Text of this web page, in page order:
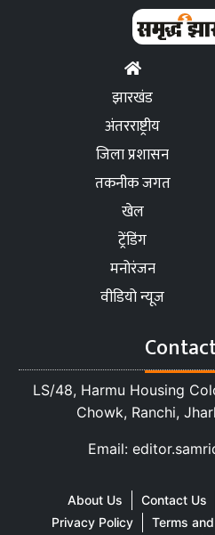
झारखंड
अंतरराष्ट्रीय
जिला प्रशासन
तकनीक जगत
खेल
ट्रेंडिंग
मनोरंजन
वीडियो न्यूज
LS/48, Harmu Housing
Chowk, Ranchi,
Email:
About Us Contact Us
Privacy Policy
Terms